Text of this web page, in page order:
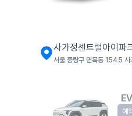
사가정센트럴아이파
서울 중랑구 면목동 1545 사
예